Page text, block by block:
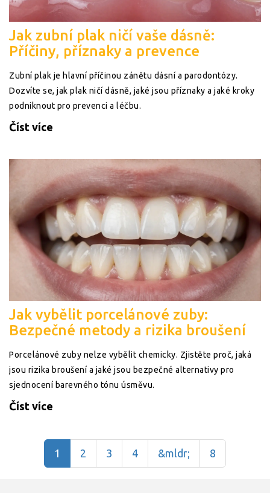
Jak zubní plak ničí vaše dásně:
Příčiny, příznaky a prevence
Zubní plak je hlavní příčinou zánětu dásní a parodontózy.
Dozvíte se, jak plak ničí dásně, jaké jsou příznaky a jaké kroky
podniknout pro prevenci a léčbu.
Číst více
Jak vybělit porcelánové zuby:
Bezpečné metody a rizika broušení
Porcelánové zuby nelze vybělit chemicky. Zjistěte proč, jaká
jsou rizika broušení a jaké jsou bezpečné alternativy pro
sjednocení barevného tónu úsměvu.
Číst více
1 2 3 4 &mldr; 8